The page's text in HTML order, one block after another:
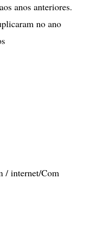
anos anteriores.
no ano
/ internet/Com